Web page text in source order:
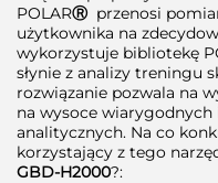
POLARⓇprzenosi
użytkownika na
wykorzystuje bibliotekę
słynie z analizy treningu
rozwiązanie pozwala na
na wysoce
analitycznych. Na co
korzystający z tego
GBD-H2000?: